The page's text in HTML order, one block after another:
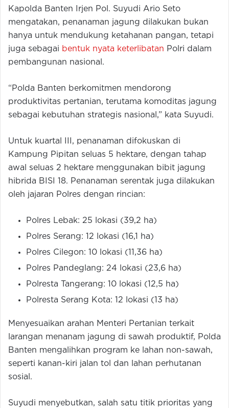
Kapolda Banten Irjen Pol. Suyudi Ario Seto
mengatakan, penanaman jagung dilakukan bukan
hanya untuk mendukung ketahanan pangan, tetapi
juga sebagai bentuk nyata keterlibatan Polri dalam
pembangunan nasional.
“Polda Banten berkomitmen mendorong
produktivitas pertanian, terutama komoditas jagung
sebagai kebutuhan strategis nasional,” kata Suyudi.
Untuk kuartal III, penanaman difokuskan di
Kampung Pipitan seluas 5 hektare, dengan tahap
awal seluas 2 hektare menggunakan bibit jagung
hibrida BISI 18. Penanaman serentak juga dilakukan
oleh jajaran Polres dengan rincian:
Polres Lebak: 25 lokasi (39,2 ha)
Polres Serang: 12 lokasi (16,1 ha)
Polres Cilegon: 10 lokasi (11,36 ha)
Polres Pandeglang: 24 lokasi (23,6 ha)
Polresta Tangerang: 10 lokasi (12,5 ha)
Polresta Serang Kota: 12 lokasi (13 ha)
Menyesuaikan arahan Menteri Pertanian terkait
larangan menanam jagung di sawah produktif, Polda
Banten mengalihkan program ke lahan non-sawah,
seperti kanan-kiri jalan tol dan lahan perhutanan
sosial.
Suyudi menyebutkan, salah satu titik prioritas yang